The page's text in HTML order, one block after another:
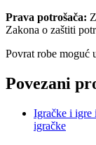
Prava potrošača:
Zakona o zaštiti
Povrat robe moguć
Povezani
Igračke i igre
igračke